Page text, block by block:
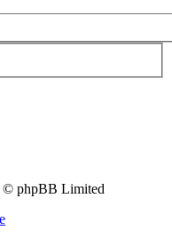
© phpBB Limited